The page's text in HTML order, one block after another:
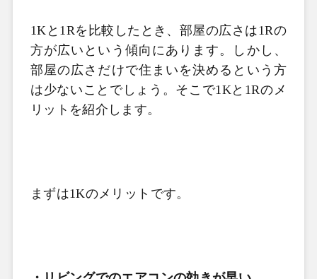
1K と 1Rを比較したとき、部屋の広さは1Rの
方が広いという傾向にあります。しかし、
部屋の広さだけで住まいを決めるという方
は少ないことでしょう。そこで1K と 1Rのメ
リットを紹介します。
まずは1Kのメリットです。